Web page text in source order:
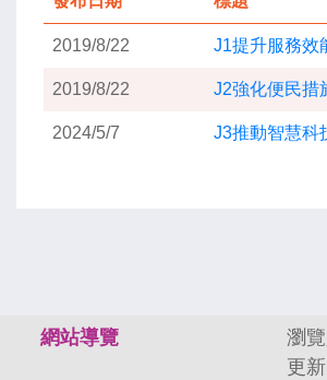
2019/8/22 J1提升服務效
2019/8/22 J2強化便民措
2024/5/7 J3推動智慧科
網站導覽
瀏
更